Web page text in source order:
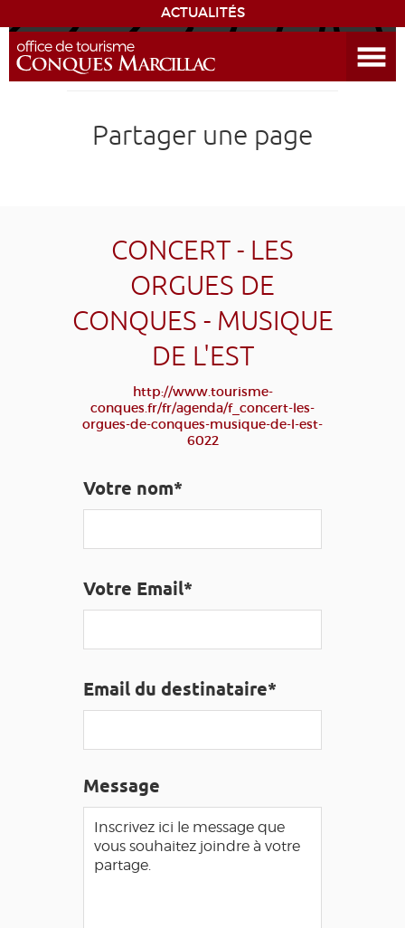
ACTUALITÉS
ENVIEDE...
DÉCOUVRIR LA DESTINATION
AGENDA
EDUCATIF GR 65 GROUPES PRESSE
MA SÉLECTION
FR
Partager une page
CONCERT - LES
ORGUES DE
CONQUES - MUSIQUE
DE L'EST
http://www.tourisme-
conques.fr/fr/agenda/f_concert-les-
orgues-de-conques-musique-de-l-est-
6022
Votre nom*
Votre Email*
Email du destinataire*
Message